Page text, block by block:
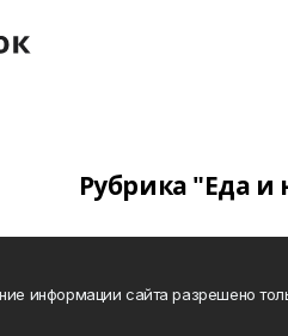
Рубрика "Еда и
информации сайта разрешено